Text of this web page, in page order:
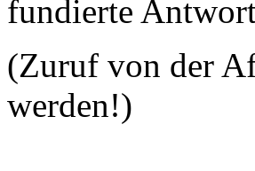
fundierte
(Zuruf von der
werden!)